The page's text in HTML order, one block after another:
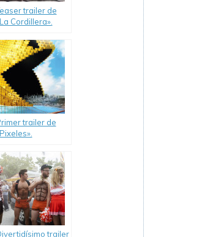
trailer de
Cordillera».
trailer de
trailer